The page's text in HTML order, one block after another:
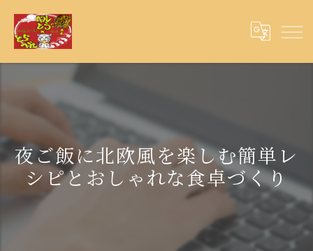
夜ご飯に北欧風を楽しむ簡単レ
シピとおしゃれな食卓づくり